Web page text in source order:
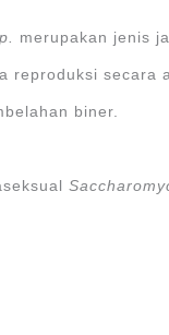
merupakan jenis
reproduksi secara
biner.